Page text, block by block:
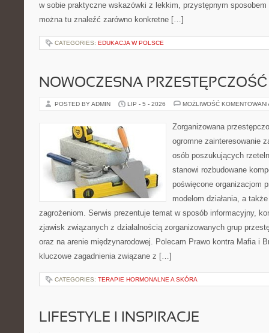
w sobie praktyczne wskazówki z lekkim, przystępnym
można tu znaleźć zarówno konkretne […]
CATEGORIES: EDUKACJA W POLSCE
NOWOCZESNA PRZESTĘPCZOŚĆ
POSTED BY ADMIN LIP - 5 - 2026 MOŻLIWOŚĆ
Zorganizowana
ogromne zainteresowanie
osób poszukujących
stanowi rozbudowane
poświęcone organizacjom
modelom działania, a
zagrożeniom. Serwis prezentuje temat w sposób informacyjny,
zjawisk związanych z działalnością zorganizowanych grup
oraz na arenie międzynarodowej. Polecam Prawo kontra Mafia i
kluczowe zagadnienia związane z […]
CATEGORIES: TERAPIE HORMONALNE A SKÓRA
LIFESTYLE I INSPIRACJE